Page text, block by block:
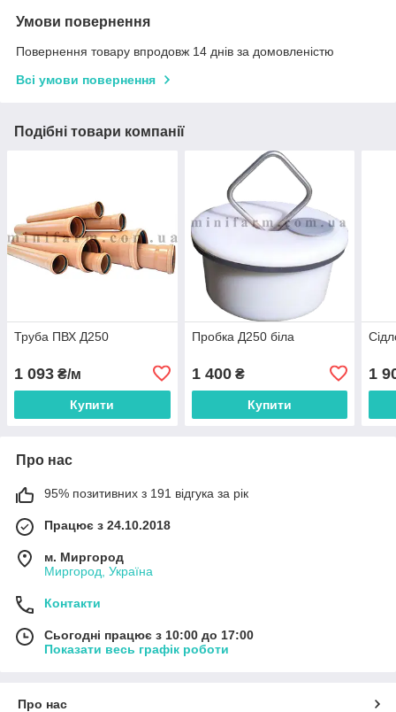
Умови повернення
Повернення товару впродовж 14 днів за домовленістю
Всі умови повернення
Подібні товари компанії
Труба ПВХ Д250
1 093 ₴/м
Купити
Пробка Д250 біла
1 400₴
Купити
1
Про нас
95% позитивних з 191 відгука за рік
Працює з 24.10.2018
м. Миргород
Миргород, Україна
Контакти
Сьогодні працює з 10:00 до 17:00
Показати весь графік роботи
Про нас